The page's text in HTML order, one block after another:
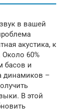
в вашей
акустика, к
Около 60%
басов и
динамиков –
В этой